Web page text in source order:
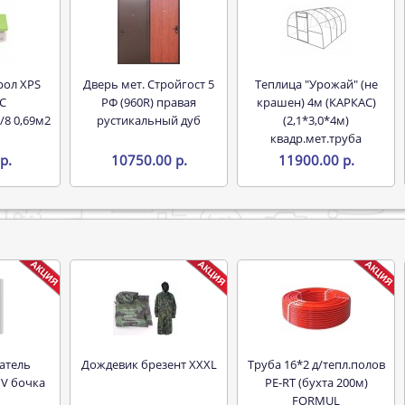
0,69м2
Дверь мет. Стройгост 5
РФ (960R) правая
рустикальный дуб
10750.00 р.
Теплица "Урожай" (не
крашен) 4м (КАРКАС)
(2,1*3,0*4м)
квадр.мет.труба
11900.00 р.
V бочка
Дождевик брезент XXXL
Труба 16*2 д/тепл.полов
PE-RT (бухта 200м)
FORMUL